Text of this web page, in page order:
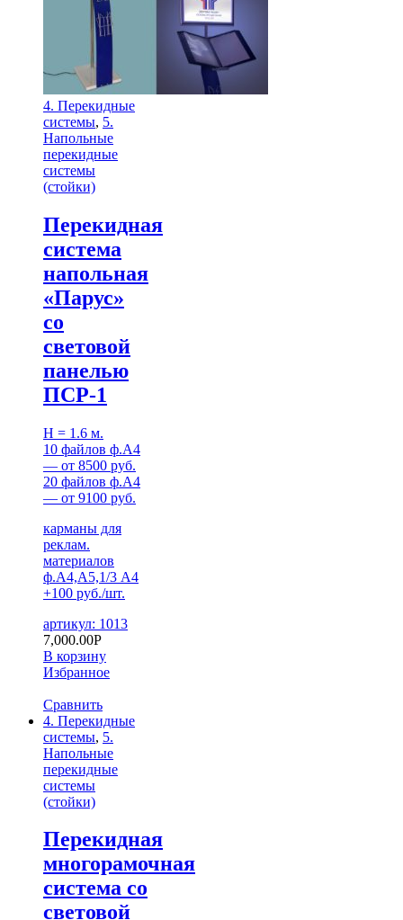
4. Перекидные
системы, 5.
Напольные
перекидные
системы
(стойки)
Перекидная
система
напольная
«Парус»
со
световой
панелью
ПСР-1
H = 1.6 м.
10 файлов ф.А4
— от 8500 руб.
20 файлов ф.А4
— от 9100 руб.
карманы для
реклам.
материалов
ф.А4,А5,1/3 А4
+100 руб./шт.
артикул: 1013
7,000.00Р
В корзину
Избранное
Сравнить
4. Перекидные
системы, 5.
Напольные
перекидные
системы
(стойки)
Перекидная
многорамочная
система со
световой